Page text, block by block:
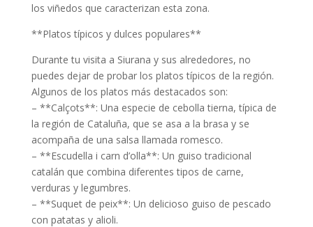
los viñedos que caracterizan esta zona.
**Platos típicos y dulces populares**
Durante tu visita a Siurana y sus alrededores, no
puedes dejar de probar los platos típicos de la región.
Algunos de los platos más destacados son:
– **Calçots**: Una especie de cebolla tierna, típica de
la región de Cataluña, que se asa a la brasa y se
acompaña de una salsa llamada romesco.
– **Escudella i carn d’olla**: Un guiso tradicional
catalán que combina diferentes tipos de carne,
verduras y legumbres.
– **Suquet de peix**: Un delicioso guiso de pescado
con patatas y alioli.